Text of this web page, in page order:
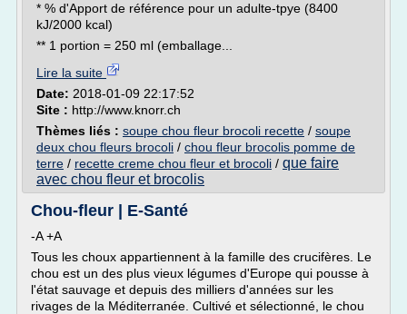
* % d'Apport de référence pour un adulte-tpye (8400
kJ/2000 kcal)
** 1 portion = 250 ml (emballage...
Lire la suite
Date: 2018-01-09 22:17:52
Site : http://www.knorr.ch
Thèmes liés : soupe chou fleur brocoli recette / soupe
deux chou fleurs brocoli / chou fleur brocolis pomme de
terre / recette creme chou fleur et brocoli / que faire
avec chou fleur et brocolis
Chou-fleur | E-Santé
-A +A
Tous les choux appartiennent à la famille des crucifères. Le
chou est un des plus vieux légumes d'Europe qui pousse à
l'état sauvage et depuis des milliers d'années sur les
rivages de la Méditerranée. Cultivé et sélectionné, le chou